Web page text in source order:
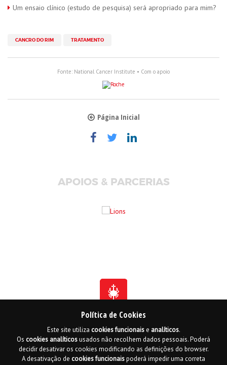
Política de Cookies
Este site utiliza cookiesfuncionaise analíticos.
Os cookies analíticosusados não recolhem dados pessoais. Poderá
decidir desativar os cookies modificando as definições do browser.
A desativação de cookiesfuncionaispoderá impedir uma correta
Um ensaio clínico (estudo de pesquisa) será apropriado para mim?
CANCRO DO RIM TRATAMENTO
Fonte: National Cancer Institute • Com o apoio
Página Inicial
APOIOS & PARCERIAS
Fundada em 1941
Membro Honorário da Ordem de Benemerência - 1966
Membro Honorário da Ordem de Cristo - 2006
Ordem do Infante D. Henrique - 2016